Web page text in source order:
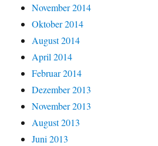
November 2014
Oktober 2014
August 2014
April 2014
Februar 2014
Dezember 2013
November 2013
August 2013
Juni 2013